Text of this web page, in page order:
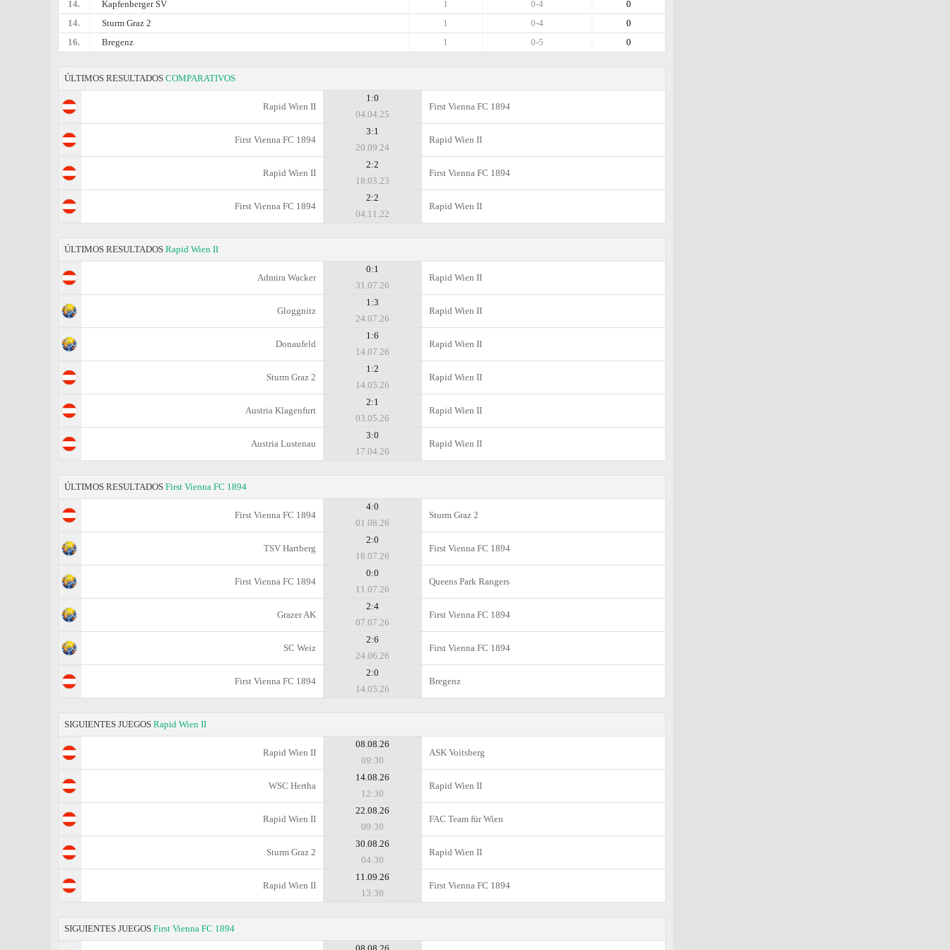
14. Kapfenberger SV 0
0-4
1
14.
Sturm Graz 2 0
0-4
1
16.
Bregenz 0
0-5
1
ÚLTIMOS RESULTADOS COMPARATIVOS
Rapid Wien II
1:0
04.04.25
First Vienna FC 1894
First Vienna FC 1894
3:1
20.09.24
Rapid Wien II
Rapid Wien II
2:2
18.03.23
First Vienna FC 1894
First Vienna FC 1894
2:2
04.11.22
Rapid Wien II
ÚLTIMOS RESULTADOS Rapid Wien II
Admira Wacker
0:1
31.07.26
Rapid Wien II
Gloggnitz
1:3
24.07.26
Rapid Wien II
Donaufeld
1:6
14.07.26
Rapid Wien II
Sturm Graz 2
1:2
14.05.26
Rapid Wien II
Austria Klagenfurt
2:1
03.05.26
Rapid Wien II
Austria Lustenau
3:0
17.04.26
Rapid Wien II
ÚLTIMOS RESULTADOS First Vienna FC 1894
First Vienna FC 1894
4:0
01.08.26
Sturm Graz 2
TSV Hartberg
2:0
18.07.26
First Vienna FC 1894
First Vienna FC 1894
0:0
11.07.26
Queens Park Rangers
Grazer AK
2:4
07.07.26
First Vienna FC 1894
SC Weiz
2:6
24.06.26
First Vienna FC 1894
First Vienna FC 1894
2:0
14.05.26
Bregenz
SIGUIENTES JUEGOS Rapid Wien II
Rapid Wien II
08.08.26
09:30
ASK Voitsberg
WSC Hertha
14.08.26
12:30
Rapid Wien II
Rapid Wien II
22.08.26
09:30
FAC Team für Wien
Sturm Graz 2
30.08.26
04:30
Rapid Wien II
Rapid Wien II
11.09.26
13:30
First Vienna FC 1894
SIGUIENTES JUEGOS First Vienna FC 1894